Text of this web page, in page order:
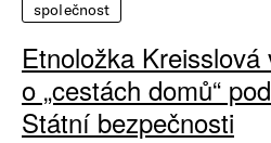
společnost
Etnoložka
o „cestách domů“
Státní bezpečnosti